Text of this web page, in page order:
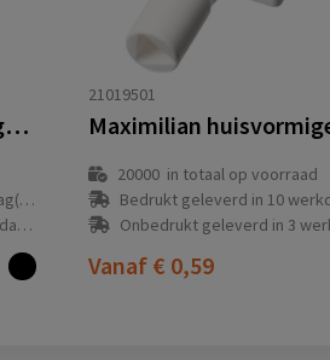
Kym sleutelhanger van gerecycled bandenprofiel
21019501
20000 in totaal op voorraad
Bedrukt geleverd in 10
Onbedrukt geleverd in 3
Vanaf € 0,59